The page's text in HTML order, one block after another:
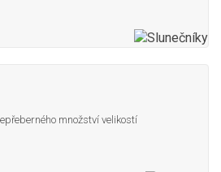
množství velikostí